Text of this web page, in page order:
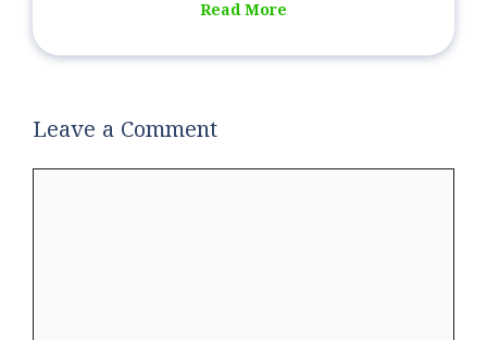
Read More
Leave a Comment